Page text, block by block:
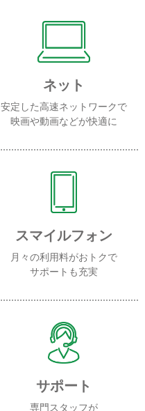
ネット
安定した高速ネットワークで
映画や動画などが快適に
スマイルフォン
月々の利用料がおトクで
サポートも充実
サポート
専門スタッフが